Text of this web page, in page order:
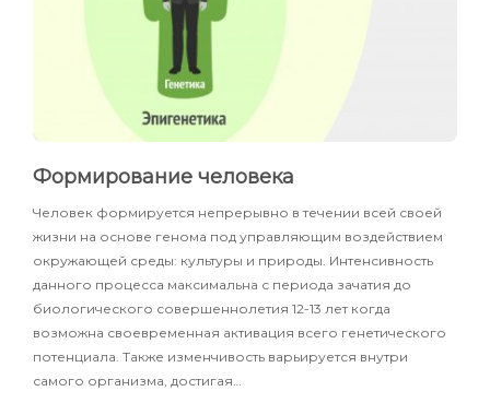
Формирование человека
Человек формируется непрерывно в течении всей своей
жизни на основе генома под управляющим воздействием
окружающей среды: культуры и природы. Интенсивность
данного процесса максимальна с периода зачатия до
биологического совершеннолетия 12-13 лет когда
возможна своевременная активация всего генетического
потенциала. Также изменчивость варьируется внутри
самого организма, достигая…